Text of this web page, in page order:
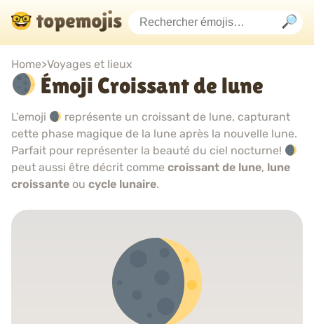
Home>Voyages et lieux
Émoji Croissant de lune
L’emoji
représente un croissant de lune, capturant
cette phase magique de la lune après la nouvelle lune.
Parfait pour représenter la beauté du ciel nocturne!
peut aussi être décrit comme croissant de lune, lune
croissante ou cycle lunaire.